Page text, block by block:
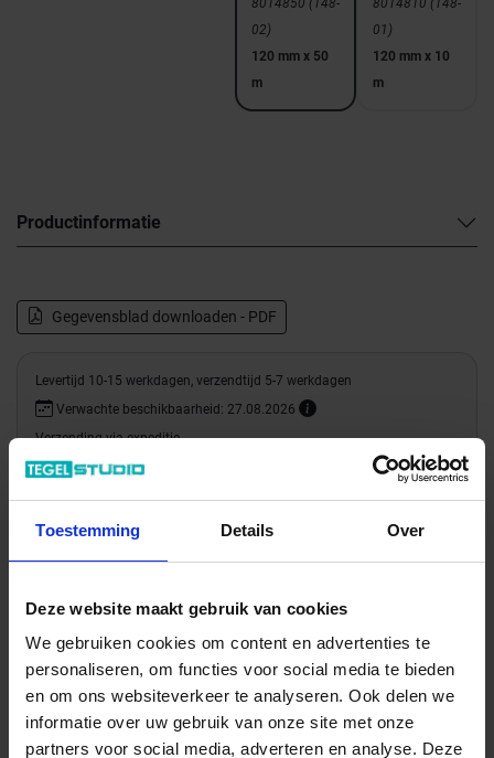
Toestemming Details Over
Deze website maakt gebruik van cookies
We gebruiken cookies om content en advertenties te
personaliseren, om functies voor social media te bieden
en om ons websiteverkeer te analyseren. Ook delen we
informatie over uw gebruik van onze site met onze
partners voor social media, adverteren en analyse. Deze
02)
120 mm x 50
m
01)
120 mm x 10
m
Productinformatie
Gegevensblad downloaden - PDF
Levertijd 10-15 werkdagen, verzendtijd 5-7 werkdagen
Verwachte beschikbaarheid: 27.08.2026
Verzending via expeditie
96,85 €
9,68 € / m
Totale prijs / geleverde hoeveelheid
96,85 €
In het winkelmandje